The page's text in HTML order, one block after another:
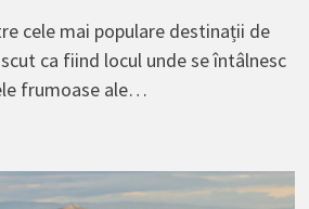
cele mai populare destinații de
ca fiind locul unde se întâlnesc
frumoase ale…